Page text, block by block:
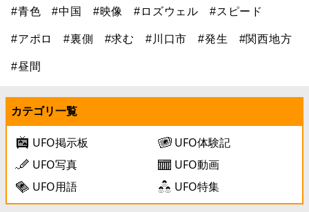
#青色 #中国 #映像 #ロズウェル #スピード
#アポロ #裏側 #求む #川口市 #発生 #関西地方
#昼間
カテゴリ一覧
UFO掲示板
UFO体験記
UFO写真
UFO動画
UFO用語
UFO特集